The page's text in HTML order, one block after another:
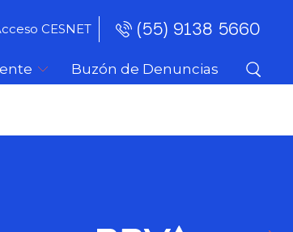
CESNET (55) 9138 5660
Buzón de Denuncias